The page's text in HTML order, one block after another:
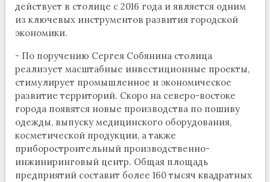
действует в столице с 2016 года и является одним
из ключевых инструментов развития городской
экономики.
- По поручению Сергея Собянина столица
реализует масштабные инвестиционные проекты,
стимулирует промышленное и экономическое
развитие территорий. Скоро на северо-востоке
города появятся новые производства по пошиву
одежды, выпуску медицинского оборудования,
косметической продукции, а также
приборостроительный производственно-
инжиниринговый центр. Общая площадь
предприятий составит более 160 тысяч квадратных